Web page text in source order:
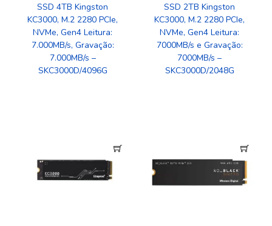
SSD 4TB Kingston
KC3000, M.2 2280 PCIe,
NVMe, Gen4 Leitura:
7.000MB/s, Gravação:
7.000MB/s –
SKC3000D/4096G
SSD 2TB Kingston
KC3000, M.2 2280 PCIe,
NVMe, Gen4 Leitura:
7000MB/s e Gravação:
7000MB/s –
SKC3000D/2048G